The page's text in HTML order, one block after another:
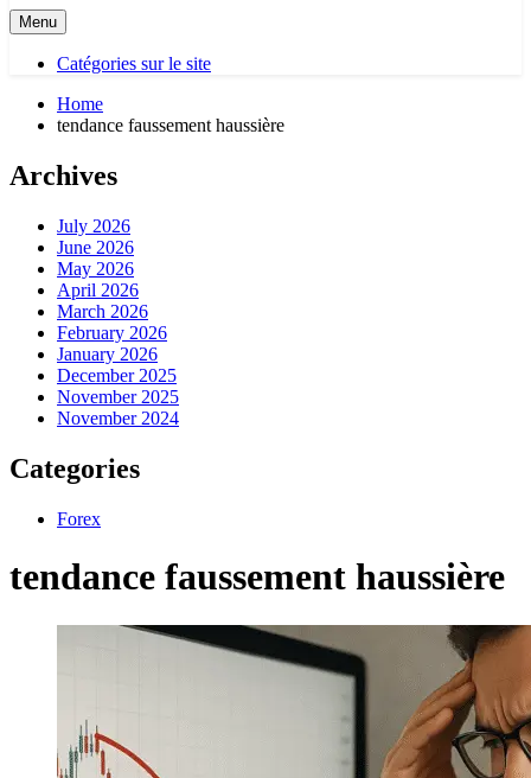
Menu
Catégories sur le site
Home
tendance faussement haussière
Archives
July 2026
June 2026
May 2026
April 2026
March 2026
February 2026
January 2026
December 2025
November 2025
November 2024
Categories
Forex
tendance faussement haussière